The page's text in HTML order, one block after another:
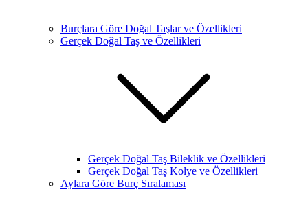
Burçlara Göre Doğal Taşlar ve Özellikleri
Gerçek Doğal Taş ve Özellikleri
Gerçek Doğal Taş Bileklik ve Özellikleri
Gerçek Doğal Taş Kolye ve Özellikleri
Aylara Göre Burç Sıralaması